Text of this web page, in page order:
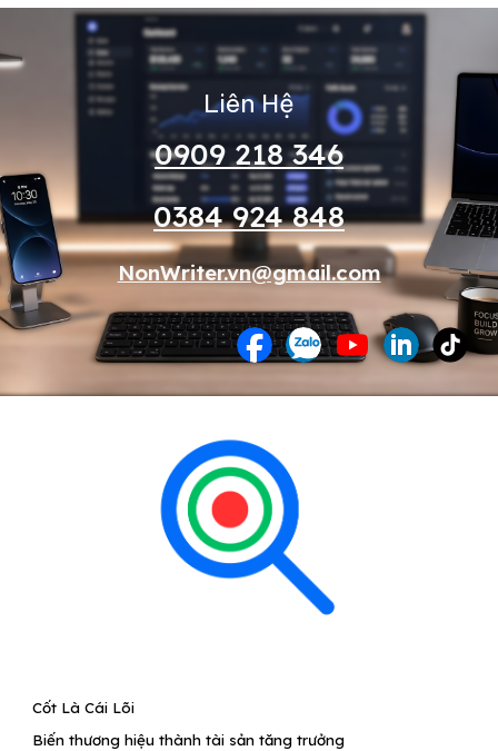
Liên Hệ
0909 218 346
0384 924 848
NonWriter.vn@gmail.com
Cốt Là Cái Lõi
Biến thương hiệu thành tài sản tăng trưởng